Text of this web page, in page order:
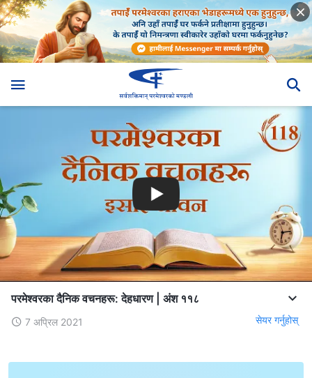
परमेश्‍वरका दैनिक वचनहरू: देहधारण | अंश ११८
7 अप्रिल 2021 सेयर गर्नुहोस्